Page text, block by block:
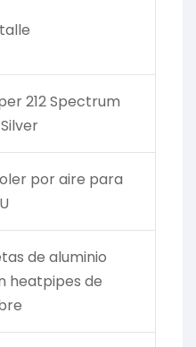
212 Spectrum
por aire para
de aluminio
heatpipes de